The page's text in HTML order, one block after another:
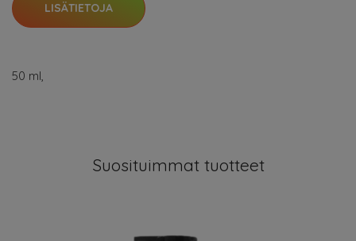
LISÄTIETOJA
50 ml,
Suosituimmat tuotteet